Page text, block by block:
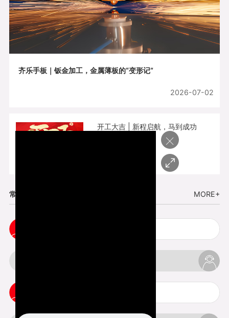
齐乐手板｜钣金加工，金属薄板的“变形记”
2026-07-02
开工大吉 | 新程启航，马到成功
常见问题 MORE+
×